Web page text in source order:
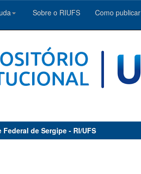
Sobre o RIUFS Como publicar
de Sergipe - RI/UFS